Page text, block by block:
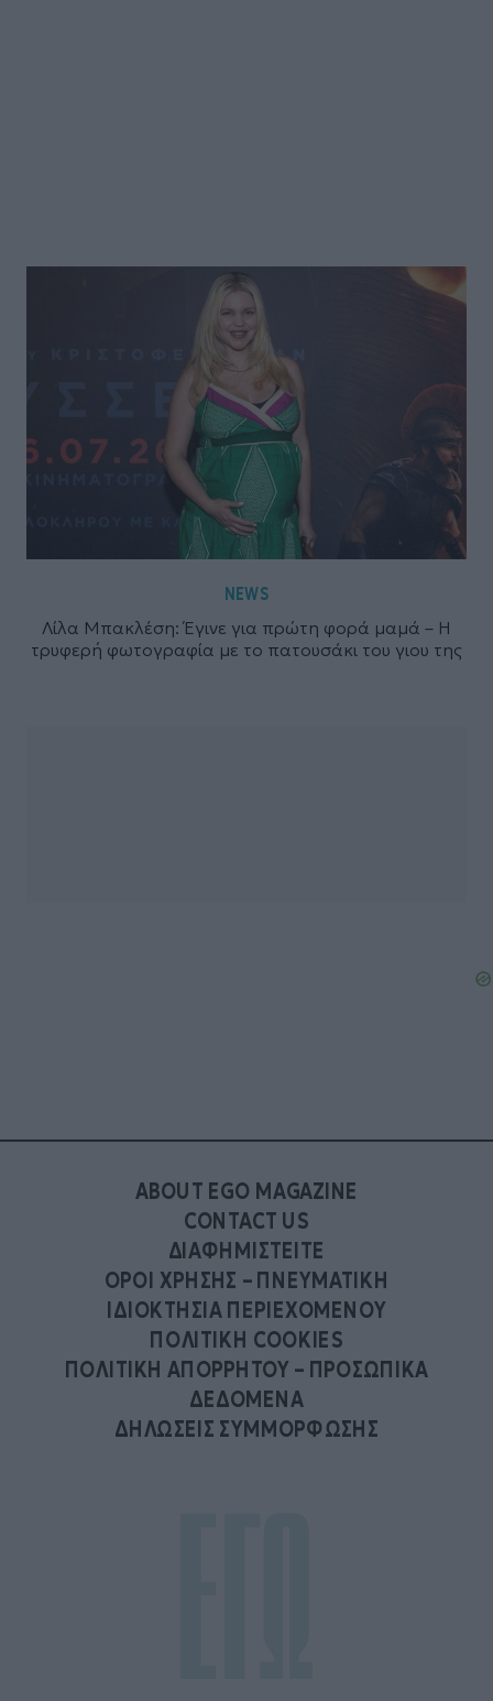
NEWS
Λίλα Μπακλέση: Έγινε για πρώτη φορά μαμά – Η
τρυφερή φωτογραφία με το πατουσάκι του γιου της
ABOUT EGO MAGAZINE
CONTACT US
ΔΙΑΦΗΜΙΣΤΕΙΤΕ
ΟΡΟΙ ΧΡΗΣΗΣ – ΠΝΕΥΜΑΤΙΚΗ
ΙΔΙΟΚΤΗΣΙΑ ΠΕΡΙΕΧΟΜΕΝΟΥ
ΠΟΛΙΤΙΚΗ COOKIES
ΠΟΛΙΤΙΚΗ ΑΠΟΡΡΗΤΟΥ – ΠΡΟΣΩΠΙΚΑ
ΔΕΔΟΜΕΝΑ
ΔΗΛΩΣΕΙΣ ΣΥΜΜΟΡΦΩΣΗΣ